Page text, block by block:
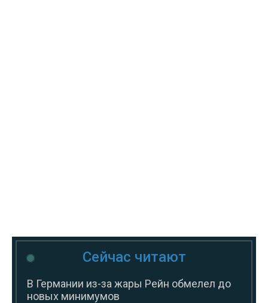
Сейчас читают
В Германии из-за жары Рейн обмелел до
новых минимумов